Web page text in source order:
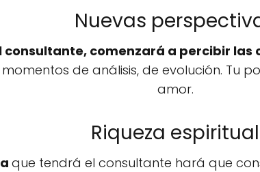
Nuevas
comenzará a percibir las
de análisis, de evolución. Tu
amor.
Riqueza espiritual
que tendrá el consultante hará que